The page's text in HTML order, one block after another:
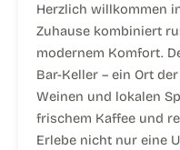
Herzlich willkommen
Zuhause kombiniert
modernem Komfort.
Bar-Keller – ein Ort
Weinen und lokalen
frischem Kaffee und
Erlebe nicht nur eine